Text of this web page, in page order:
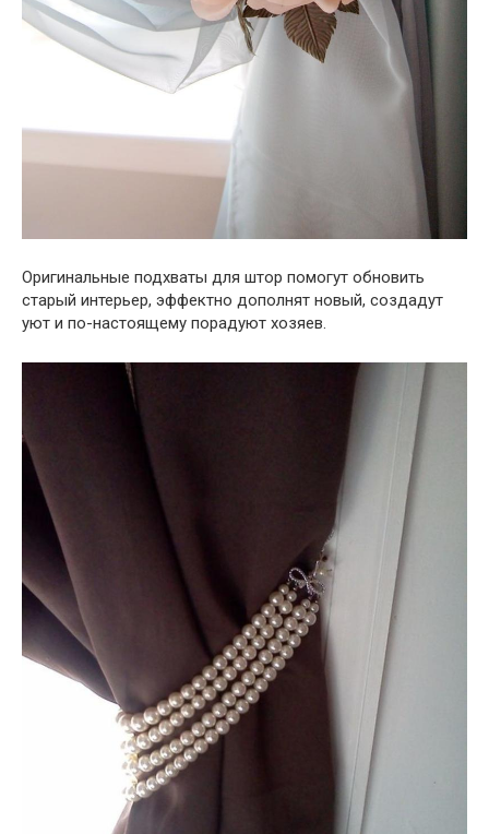
Оригинальные подхваты для штор помогут обновить
старый интерьер, эффектно дополнят новый, создадут
уют и по-настоящему порадуют хозяев.